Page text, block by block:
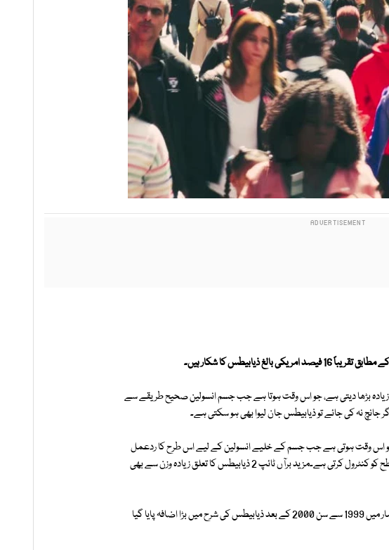
ذیابیطس کا شکار ہیں۔
زیادہ بڑھا دیتی ہے، جو اس وقت ہوتا ہے جب جسم انسولین صحیح طریقے سے
جانچ نہ کی جائے تو ذیابیطس جان لیوا بھی ہو سکتی ہے۔
ٹائپ 2 ذیابیطس کی ہوتی ہے جو اس وقت ہوتی ہے جب جسم کے خلیے انسولین کے لیے اس طرح کا ردعمل
ظاہر نہیں کرتے جیسا کہ انہیں کرنا چاہیے۔ انسولین خون میں شوگر کی سطح کو کنٹرول کرتی ہے۔مزید برآں ٹائپ 2 ذیابیطس کا تعلق زیادہ وزن سے بھی
2021 کے وسط سے 2023 کے وسط تک جمع کیے گئے نئے اعداد و شمار میں 1999 سے سن 2000 کے بعد ذیابیطس کی شرح میں بڑا اضافہ پایا گیا